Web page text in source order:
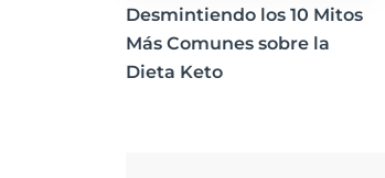
Desmintiendo los 10 Mitos
Más Comunes sobre la
Dieta Keto